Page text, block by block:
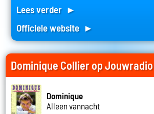
Lees verder ►
Officiele website ►
Dominique Collier op Jouwradio
Dominique
Alleen vannacht